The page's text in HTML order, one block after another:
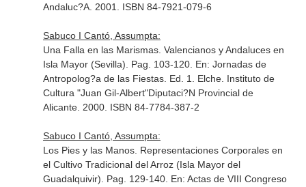
Andaluc?A. 2001. ISBN 84-7921-079-6
Sabuco I Cantó, Assumpta:
Una Falla en las Marismas. Valencianos y Andaluces en
Isla Mayor (Sevilla). Pag. 103-120. En: Jornadas de
Antropolog?a de las Fiestas. Ed. 1. Elche. Instituto de
Cultura "Juan Gil-Albert"Diputaci?N Provincial de
Alicante. 2000. ISBN 84-7784-387-2
Sabuco I Cantó, Assumpta:
Los Pies y las Manos. Representaciones Corporales en
el Cultivo Tradicional del Arroz (Isla Mayor del
Guadalquivir). Pag. 129-140. En: Actas de VIII Congreso